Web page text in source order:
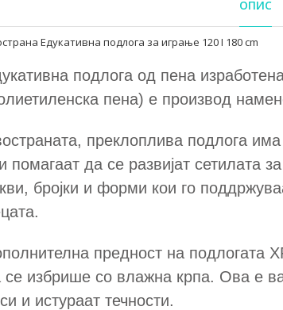
ОПИС
Едукативна подлога за играње 120 I 180 cm
подлога од пена
пена) е производ
преклоплива подлога
помагаат да се развијат сетилата
бројки и форми кои го
предност на подлогата
се избрише со влажна крпа. Ова е
и истураат течности.